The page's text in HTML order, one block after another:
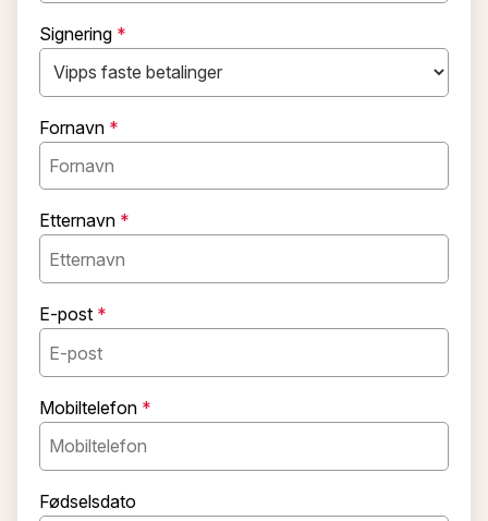
Signering
Fornavn
Etternavn
E-post
Mobiltelefon
Fødselsdato